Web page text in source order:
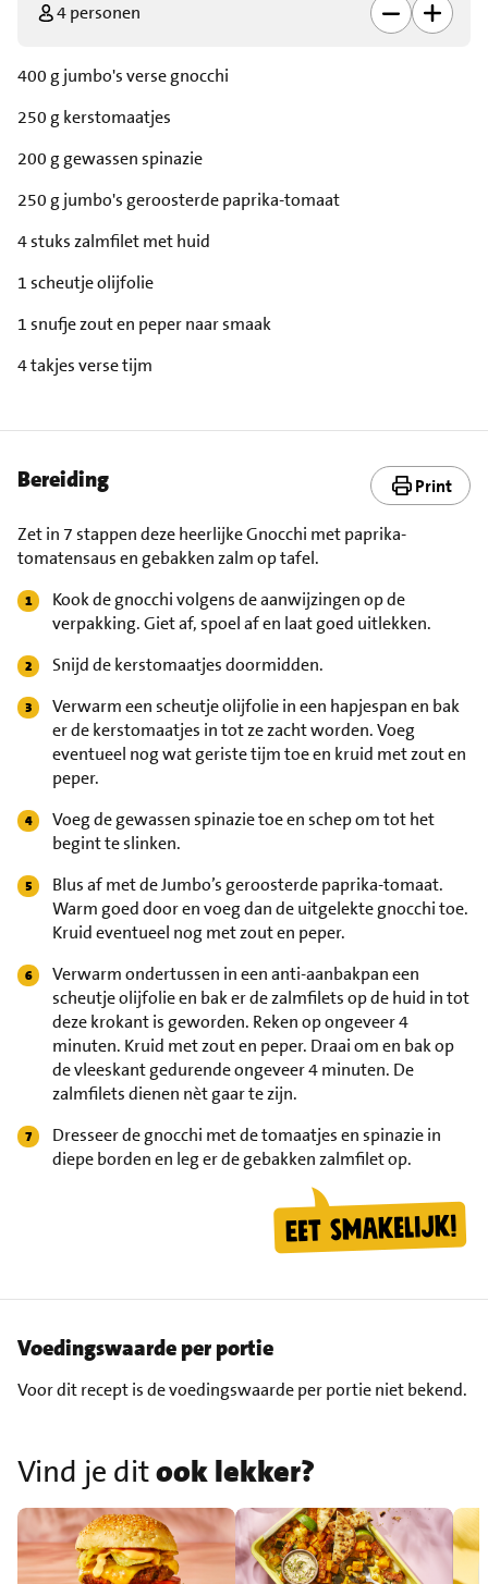
4 personen
400 g jumbo's verse gnocchi
250 g kerstomaatjes
200 g gewassen spinazie
250 g jumbo's geroosterde paprika-tomaat
4 stuks zalmfilet met huid
1 scheutje olijfolie
1 snufje zout en peper naar smaak
4 takjes verse tijm
Bereiding Print
Zet in 7 stappen deze heerlijke Gnocchi met paprika-
tomatensaus en gebakken zalm op tafel.
Kook de gnocchi volgens de aanwijzingen op de
verpakking. Giet af, spoel af en laat goed uitlekken.
Snijd de kerstomaatjes doormidden.
Verwarm een scheutje olijfolie in een hapjespan en bak
er de kerstomaatjes in tot ze zacht worden. Voeg
eventueel nog wat geriste tijm toe en kruid met zout en
peper.
Voeg de gewassen spinazie toe en schep om tot het
begint te slinken.
Blus af met de Jumbo’s geroosterde paprika-tomaat.
Warm goed door en voeg dan de uitgelekte gnocchi toe.
Kruid eventueel nog met zout en peper.
Verwarm ondertussen in een anti-aanbakpan een
scheutje olijfolie en bak er de zalmfilets op de huid in tot
deze krokant is geworden. Reken op ongeveer 4
minuten. Kruid met zout en peper. Draai om en bak op
de vleeskant gedurende ongeveer 4 minuten. De
zalmfilets dienen nèt gaar te zijn.
Dresseer de gnocchi met de tomaatjes en spinazie in
diepe borden en leg er de gebakken zalmfilet op.
Voedingswaarde per portie
Voor dit recept is de voedingswaarde per portie niet bekend.
Vind je ditook lekker?